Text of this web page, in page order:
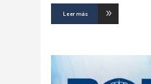
Leer más